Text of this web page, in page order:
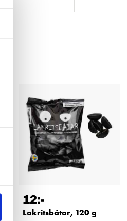
12:-
Lakritsbåtar, 120 g